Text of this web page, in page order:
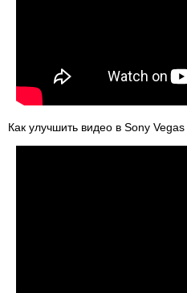
Как улучшить видео в Sony